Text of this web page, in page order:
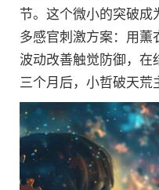
节。这个微小的突破成
多感官刺激方案：用薰
波动改善触觉防御，在
三个月后，小哲破天荒